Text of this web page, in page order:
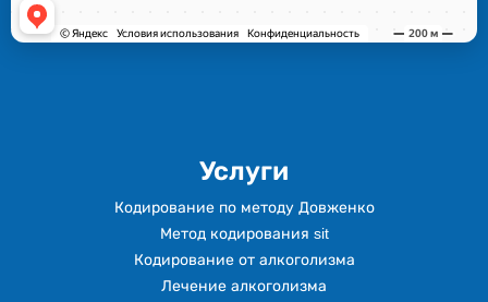
Услуги
Кодирование по методу Довженко
Метод кодирования sit
Кодирование от алкоголизма
Лечение алкоголизма